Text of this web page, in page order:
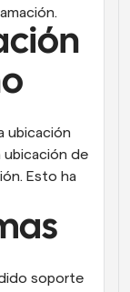
ubicación
Esto ha
soporte